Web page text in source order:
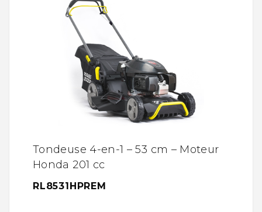
Tondeuse 4-en-1 – 53 cm – Moteur
Honda 201 cc
RL8531HPREM